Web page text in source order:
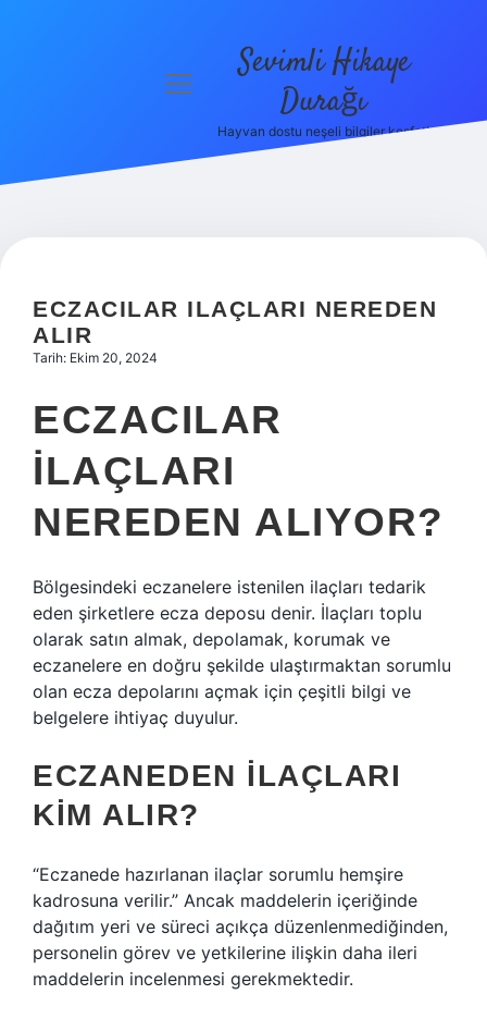
Hakkımızda
menüyü
Sevimli Hikaye
Durağı
Hayvan dostu neşeli bilgiler keşfet!
ECZACILAR ILAÇLARI NEREDEN
ALIR
Tarih: Ekim 20, 2024
ECZACILAR
ILAÇLARI
NEREDEN ALIYOR?
​Bölgesindeki eczanelere istenilen ilaçları tedarik
eden şirketlere ecza deposu denir. İlaçları toplu
olarak satın almak, depolamak, korumak ve
eczanelere en doğru şekilde ulaştırmaktan sorumlu
olan ecza depolarını açmak için çeşitli bilgi ve
belgelere ihtiyaç duyulur.
ECZANEDEN ILAÇLARI
KIM ALIR?
“Eczanede hazırlanan ilaçlar sorumlu hemşire
kadrosuna verilir.” Ancak maddelerin içeriğinde
dağıtım yeri ve süreci açıkça düzenlenmediğinden,
personelin görev ve yetkilerine ilişkin daha ileri
maddelerin incelenmesi gerekmektedir.